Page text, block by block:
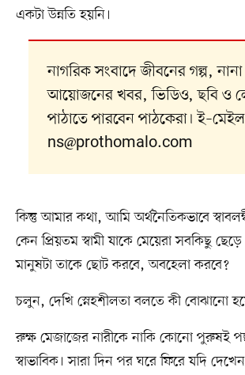
একটা উন্নতি হয়নি।
নাগরিক সংবাদে জীবনের গল্প, নানা
আয়োজনের খবর, ভিডিও, ছবি ও
পাঠাতে পারবেন পাঠকেরা।
ns@prothomalo.com
কিন্তু আমার কথা, আমি অর্থনৈতিকভাবে
কেন প্রিয়তম স্বামী যাকে মেয়েরা সবকিছু
মানুষটা তাকে ছোট করবে, অবহেলা করবে?
চলুন, দেখি স্নেহশীলতা বলতে কী বোঝানো
রুক্ষ মেজাজের নারীকে নাকি কোনো পুরুষই
স্বাভাবিক। সারা দিন পর ঘরে ফিরে যদি